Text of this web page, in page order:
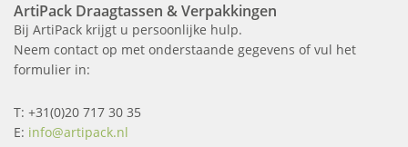
ArtiPack Draagtassen & Verpakkingen
Bij ArtiPack krijgt u persoonlijke hulp.
Neem contact op met onderstaande gegevens of vul het
formulier in:
T: +31(0)20 717 30 35
E: info@artipack.nl